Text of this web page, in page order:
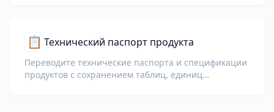
📋 Технический паспорт продукта
Переводите технические паспорта и спецификации
продуктов с сохранением таблиц, единиц